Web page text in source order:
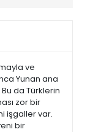
ve
Yunan ana
da Türklerin
zor bir
işgaller var.
bir